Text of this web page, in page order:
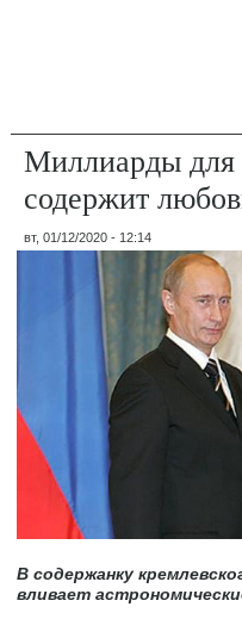
Миллиарды для
содержит
вт, 01/12/2020 - 12:14
В содержанку
вливает